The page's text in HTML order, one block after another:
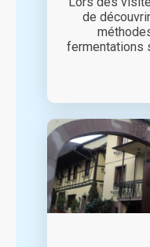
de
fermentations